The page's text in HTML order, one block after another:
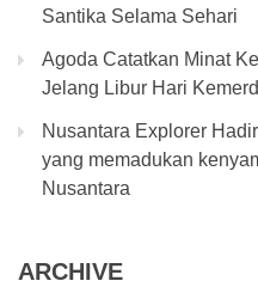
Santika Selama Sehari
Agoda Catatkan Minat
Jelang Libur Hari
Nusantara Explorer
yang memadukan
Nusantara
ARCHIVE